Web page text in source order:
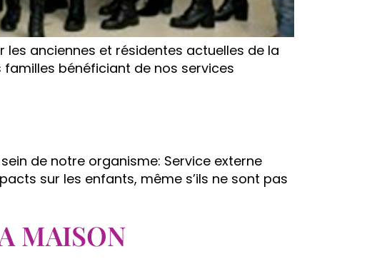
anciennes et résidentes actuelles de la
familles bénéficiant de nos services
de notre organisme: Service externe
sur les enfants, même s’ils ne sont pas
MAISON